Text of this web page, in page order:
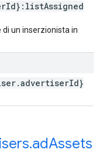
Id}:listAssigned
un inserzionista in
.advertiserId}
.adAssets